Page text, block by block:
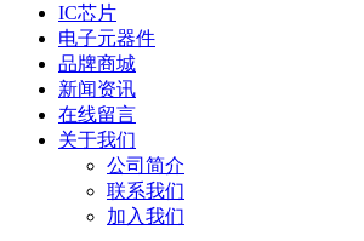
IC芯片
电子元器件
品牌商城
新闻资讯
在线留言
关于我们
公司简介
联系我们
加入我们